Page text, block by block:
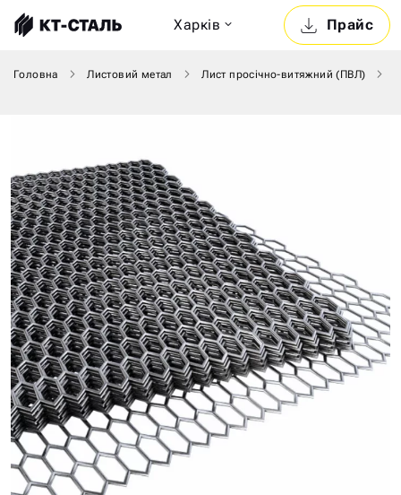
Прайс
Харкiв
Головна Листовий метал Лист просічно-витяжний (ПВЛ)